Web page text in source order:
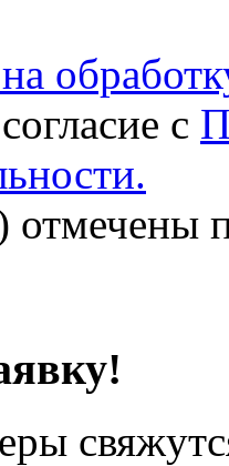
на
с
отмечены